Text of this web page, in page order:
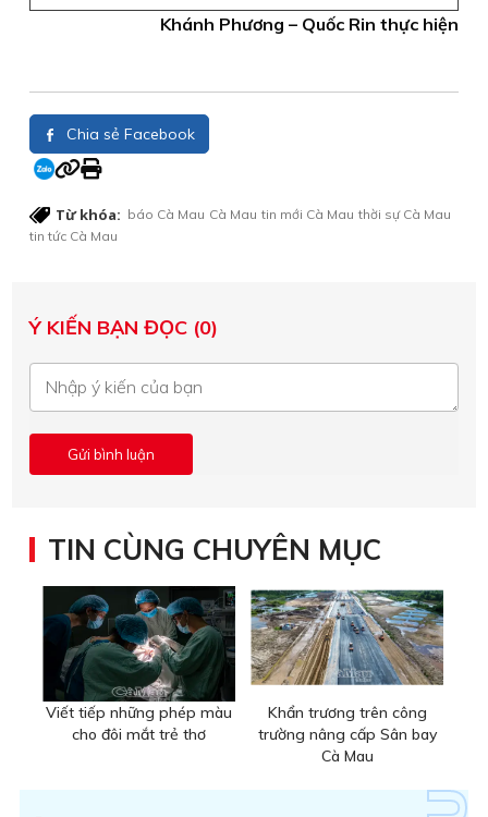
Khánh Phương – Quốc Rin thực hiện
Chia sẻ Facebook
Từ khóa: báo Cà Mau Cà Mau tin mới Cà Mau thời sự Cà Mau
tin tức Cà Mau
Ý KIẾN BẠN ĐỌC (0)
TIN CÙNG CHUYÊN MỤC
Viết tiếp những phép màu
cho đôi mắt trẻ thơ
Khẩn trương trên công
trường nâng cấp Sân bay
Cà Mau